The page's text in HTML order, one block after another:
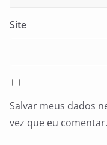
Site
Salvar meus dados
vez que eu comentar.